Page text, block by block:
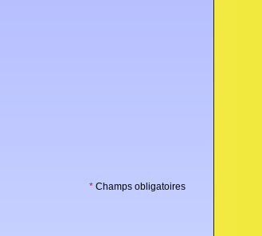
* Champs obligatoires